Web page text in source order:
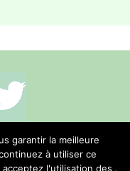
de cookies-
garantir la meilleure
à utiliser ce
l'utilisation des